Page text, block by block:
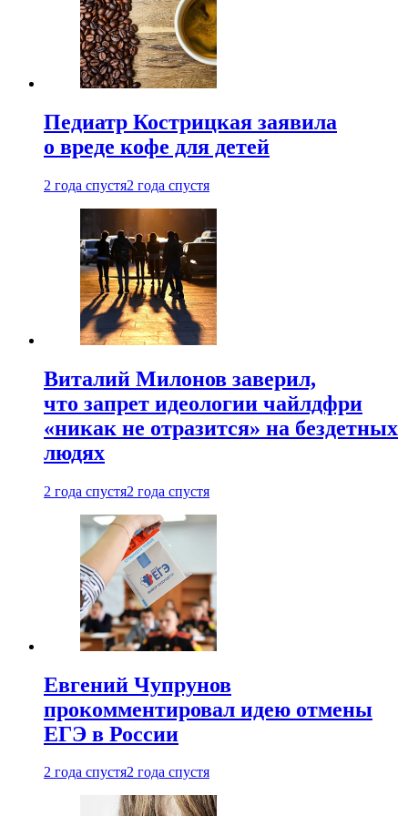
Педиатр Кострицкая заявила
о вреде кофе для детей
2 года спустя2 года спустя
Виталий Милонов заверил,
что запрет идеологии чайлдфри
«никак не отразится» на бездетных
людях
2 года спустя2 года спустя
Евгений Чупрунов
прокомментировал идею отмены
ЕГЭ в России
2 года спустя2 года спустя